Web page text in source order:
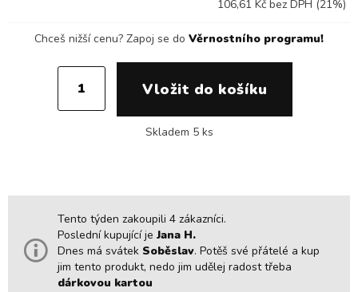
Tento týden zakoupili 4 zákazníci.
Poslední kupující jeJana H.
Dnes má svátek Soběslav. Potěš své přátelé a kup
jim tento produkt, nedo jim udělej radost třeba
dárkovou kartou
106,61 Kč bez DPH (21%)
Chceš nižší cenu? Zapoj se do Věrnostního programu!
Skladem 5 ks